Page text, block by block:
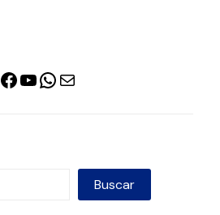
Facebook
YouTube
WhatsApp
Correo electrónico
Buscar